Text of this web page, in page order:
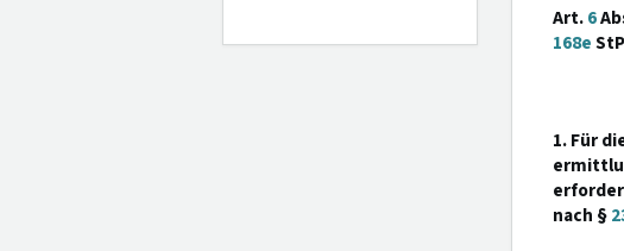
Art.6
168e
1. Für
nach §